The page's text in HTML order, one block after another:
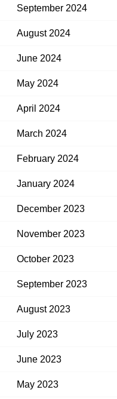
September 2024
August 2024
June 2024
May 2024
April 2024
March 2024
February 2024
January 2024
December 2023
November 2023
October 2023
September 2023
August 2023
July 2023
June 2023
May 2023